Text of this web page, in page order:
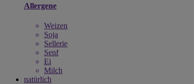
Allergene
Weizen
Soja
Sellerie
Senf
Ei
Milch
natürlich